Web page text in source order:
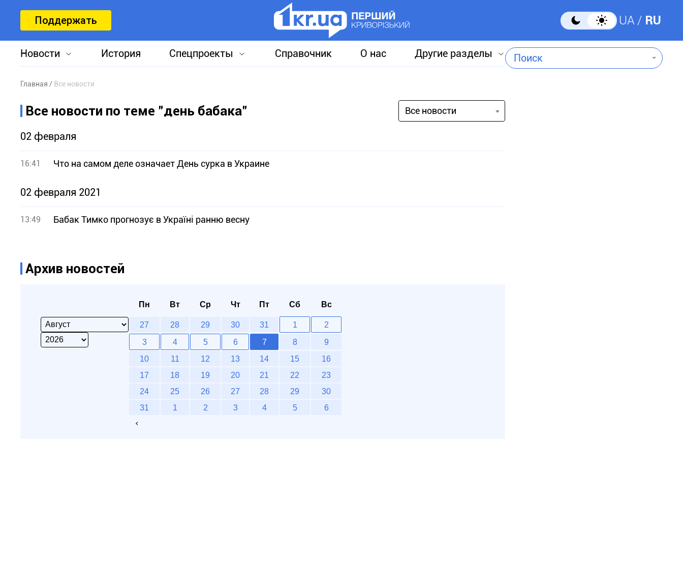
Поддержать UA RU
Новости История Спецпроекты Справочник О нас Другие разделы Поиск
Главная Все новости
Все новости по теме "день бабака" Все новости
02 февраля
16:41 Что на самом деле означает День сурка в Украине
02 февраля 2021
13:49 Бабак Тимко прогнозує в Україні ранню весну
Архив новостей
Пн Вт Ср Чт Пт Сб Вс
27 28 29 30 31 1
2
3
4 5 6 7 8
9
10
11 12 13 14 15
16
17
18 19 20 21 22
23
24
25 26 27 28 29
30
31
1 2 3 4 5 6